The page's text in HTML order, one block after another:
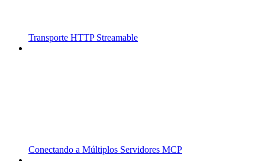
Transporte HTTP Streamable
Conectando a Múltiplos Servidores MCP